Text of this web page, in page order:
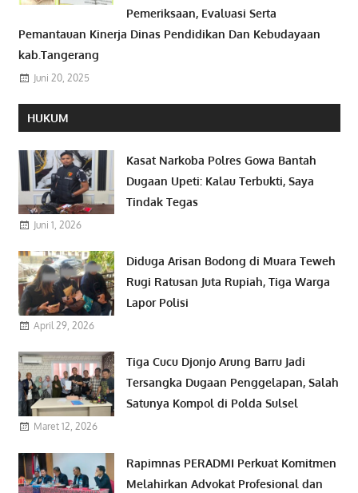
Pemeriksaan, Evaluasi Serta
Pemantauan Kinerja Dinas Pendidikan Dan Kebudayaan
kab.Tangerang
Juni 20, 2025
HUKUM
Kasat Narkoba Polres Gowa Bantah
Dugaan Upeti: Kalau Terbukti, Saya
Tindak Tegas
Juni 1, 2026
Diduga Arisan Bodong di Muara Teweh
Rugi Ratusan Juta Rupiah, Tiga Warga
Lapor Polisi
April 29, 2026
Tiga Cucu Djonjo Arung Barru Jadi
Tersangka Dugaan Penggelapan, Salah
Satunya Kompol di Polda Sulsel
Maret 12, 2026
Rapimnas PERADMI Perkuat Komitmen
Melahirkan Advokat Profesional dan